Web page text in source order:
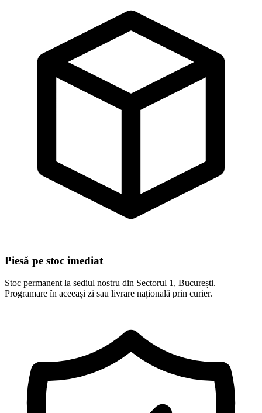
Piesă pe stoc imediat
Stoc permanent la sediul nostru din Sectorul 1, București.
Programare în aceeași zi sau livrare națională prin curier.